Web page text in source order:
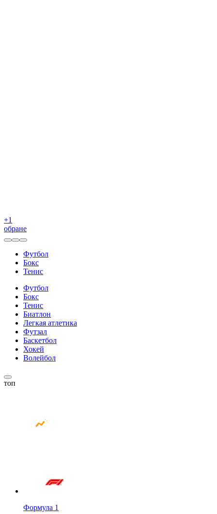
+1
обране
Футбол
Бокс
Тенис
Футбол
Бокс
Тенис
Биатлон
Легкая атлетика
Футзал
Баскетбол
Хокей
Волейбол
топ
Формула 1